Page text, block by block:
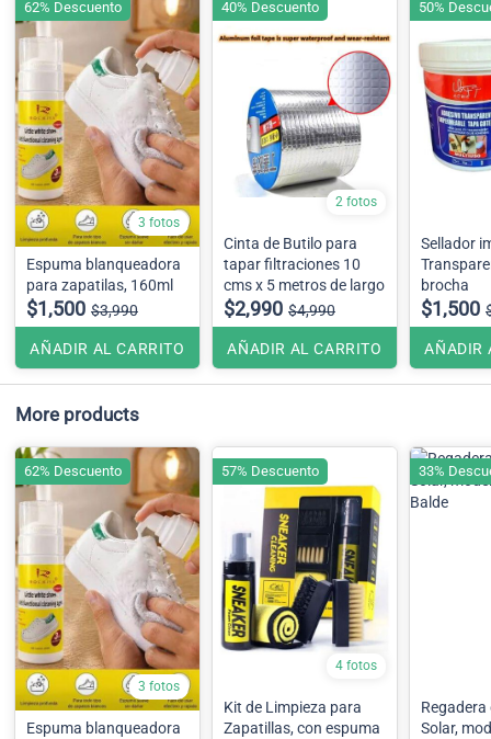
3 fotos
Espuma blanqueadora
para zapatilas, 160ml
$1,500 $3,990
AÑADIR AL CARRITO
62% Descuento
2 fotos
Cinta de Butilo para
tapar filtraciones 10
cms x 5 metros de largo
$2,990 $4,990
AÑADIR AL CARRITO
40% Descuento
Sellador
brocha
$1,500
AÑADIR
50%
More products
3 fotos
Espuma blanqueadora
62% Descuento
4 fotos
Kit de Limpieza para
Zapatillas, con espuma
57% Descuento
Regadera
Solar,
33%